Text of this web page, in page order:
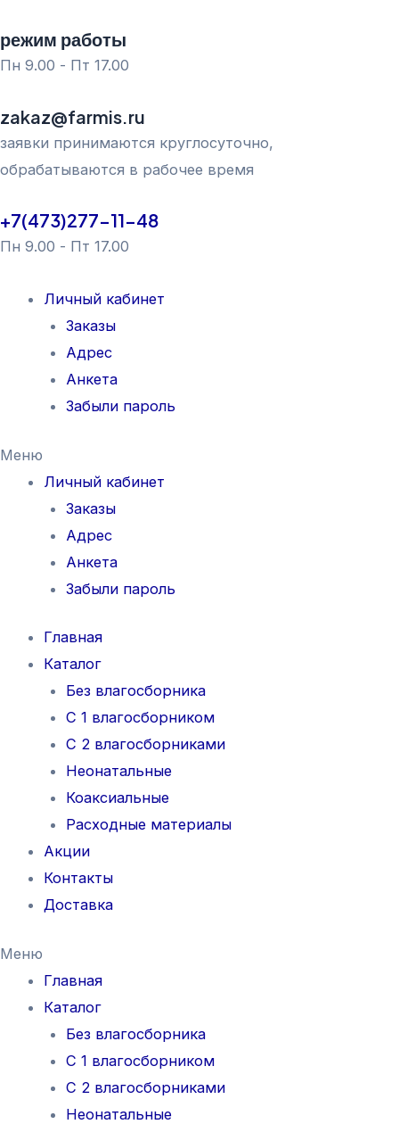
к
содержимому
режим работы
Пн 9.00 - Пт 17.00
zakaz@farmis.ru
заявки принимаются круглосуточно,
обрабатываются в рабочее время
+7(473)277-11-48
Пн 9.00 - Пт 17.00
Личный кабинет
Заказы
Адрес
Анкета
Забыли пароль
Меню
Личный кабинет
Заказы
Адрес
Анкета
Забыли пароль
Главная
Каталог
Без влагосборника
С 1 влагосборником
С 2 влагосборниками
Неонатальные
Коаксиальные
Расходные материалы
Акции
Контакты
Доставка
Меню
Главная
Каталог
Без влагосборника
С 1 влагосборником
С 2 влагосборниками
Неонатальные